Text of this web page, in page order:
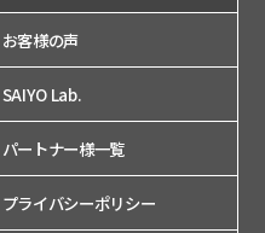
お客様の声
SAIYO Lab.
パートナー様一覧
プライバシーポリシー